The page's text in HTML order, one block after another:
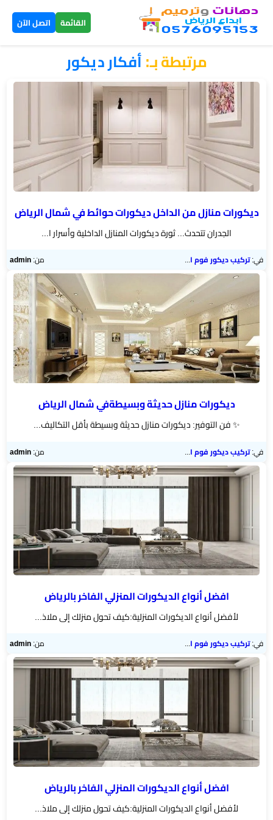
القائمة اتصل الآن ×
دهانات
داخلية
دهانات
خارجية
الرياض
بديل
رخام
تركيب
ديكور
فوم
الرياض
تركيب
خشب
عوازل
اسطح
الرياض
الرياض
ديكورات
بورد
ورق
حائط
مرتبطة بـ:أفكار ديكور
ديكورات منازل من الداخل ديكورات حوائط في شمال الرياض
الجدران تتحدث... ثورة ديكورات المنازل الداخلية وأسرار ا...
في:تركيب ديكور فوم الرياض من:admin
ديكورات منازل حديثة وبسيطةفي شمال الرياض
✨ فن التوفير: ديكورات منازل حديثة وبسيطة بأقل التكاليف...
في:تركيب ديكور فوم الرياض من:admin
افضل أنواع الديكورات المنزلي الفاخر بالرياض
لأفضل أنواع الديكورات المنزلية:كيف تحول منزلك إلى ملاذ...
في:تركيب ديكور فوم الرياض من:admin
افضل أنواع الديكورات المنزلي الفاخر بالرياض
لأفضل أنواع الديكورات المنزلية:كيف تحول منزلك إلى ملاذ...